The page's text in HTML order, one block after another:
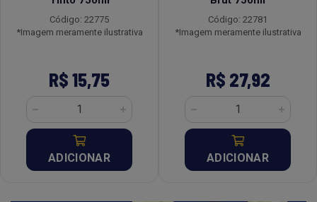
Código: 22775
*Imagem meramente ilustrativa
R$ 15,75
ADICIONAR
Código: 22781
*Imagem meramente ilustrativa
R$ 27,92
ADICIONAR